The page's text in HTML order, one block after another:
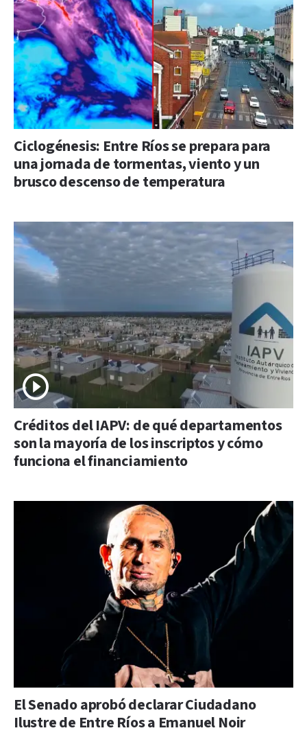
Ciclogénesis: Entre Ríos se prepara para
una jornada de tormentas, viento y un
brusco descenso de temperatura
Créditos del IAPV: de qué departamentos
son la mayoría de los inscriptos y cómo
funciona el financiamiento
El Senado aprobó declarar Ciudadano
Ilustre de Entre Ríos a Emanuel Noir